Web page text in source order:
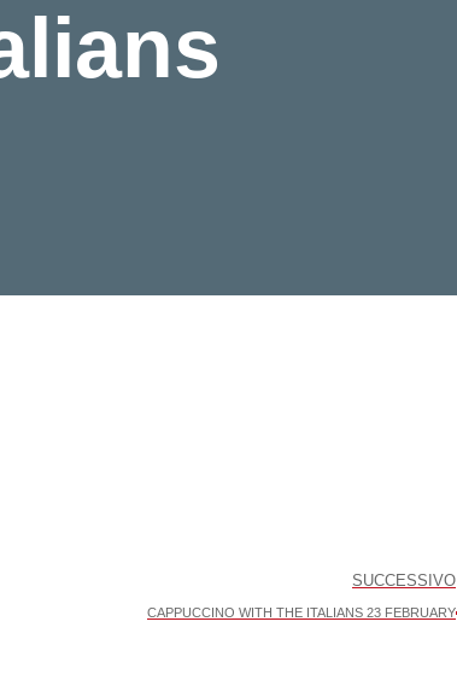
SUCCESSIVO
CAPPUCCINO WITH THE ITALIANS 23 FEBRUARY